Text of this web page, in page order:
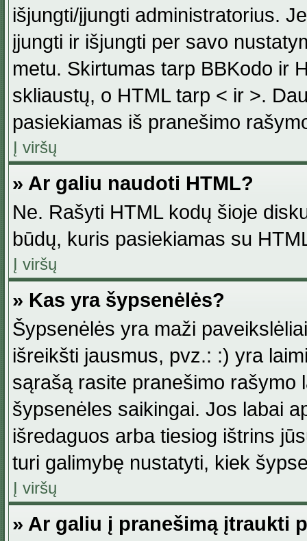
išjungti/įjungti administratorius.
įjungti ir išjungti per savo
metu. Skirtumas tarp BBKodo ir
skliaustų, o HTML tarp < ir >.
pasiekiamas iš pranešimo
Į viršų
» Ar galiu naudoti HTML?
Ne. Rašyti HTML kodų šioje
būdų, kuris pasiekiamas su
Į viršų
» Kas yra šypsenėlės?
Šypsenėlės yra maži
išreikšti jausmus, pvz.: :) yra
sąrašą rasite pranešimo rašymo
šypsenėles saikingai. Jos labai
išredaguos arba tiesiog ištrins
turi galimybę nustatyti, kiek
Į viršų
» Ar galiu į pranešimą įtraukti